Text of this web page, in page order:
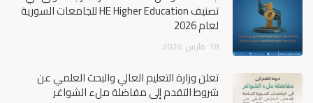
تصنيف HE Higher Education للجامعات السورية
لعام 2026
18 مارس 2026
تعلن وزارة التعليم العالي والبحث العلمي عن
شروط التقدم إلى مفاضلة ملء الشواغر